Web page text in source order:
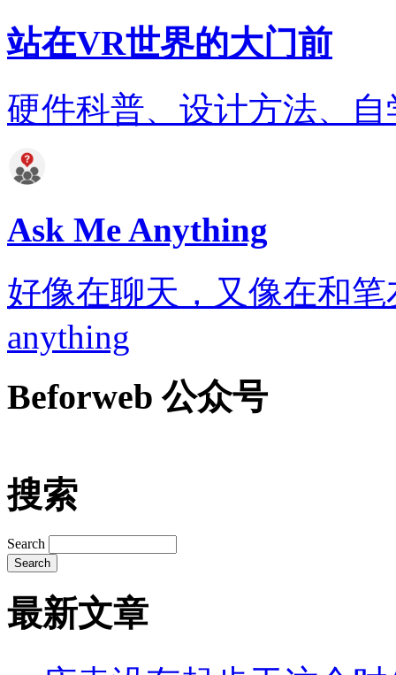
站在VR世界的大门前
硬件科普、设计方法、
Ask Me Anything
好像在聊天，又像在和笔
anything
Beforweb 公众号
搜索
Search
最新文章